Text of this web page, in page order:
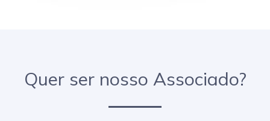
Quer ser nosso Associado?